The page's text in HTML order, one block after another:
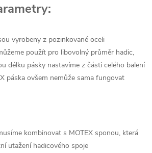
vyrobeny z pozinkované oceli
použít pro libovolný průměr hadic,
délku pásky nastavíme z části celého balení
páska ovšem nemůže sama fungovat
kombinovat s MOTEX sponou, která
utažení hadicového spoje